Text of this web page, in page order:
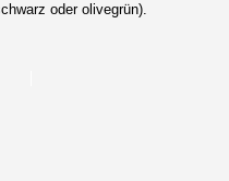
oder olivegrün).